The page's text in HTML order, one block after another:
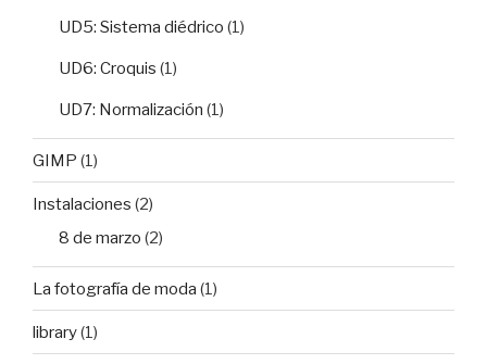
UD5: Sistema diédrico (1)
UD6: Croquis (1)
UD7: Normalización (1)
GIMP (1)
Instalaciones (2)
8 de marzo (2)
La fotografía de moda (1)
library(1)